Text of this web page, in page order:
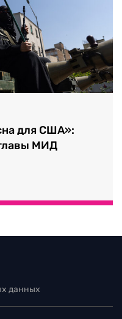
для США»:
МИД
данных